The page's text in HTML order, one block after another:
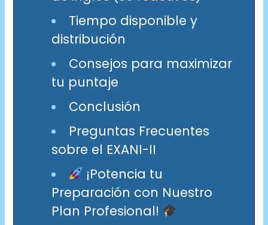
Tiempo disponible y
distribución
Consejos para maximizar
tu puntaje
Conclusión
Preguntas Frecuentes
sobre el EXANI-II
¡Potencia tu
Preparación con Nuestro
Plan Profesional!